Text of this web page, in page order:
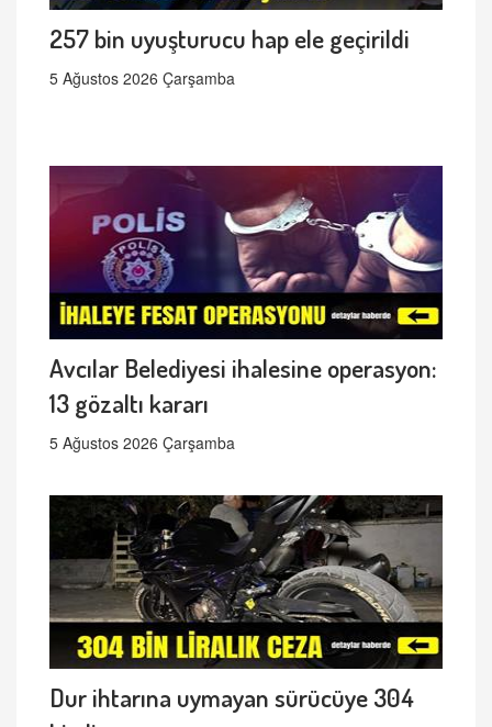
257 bin uyuşturucu hap ele geçirildi
5 Ağustos 2026 Çarşamba
Avcılar Belediyesi ihalesine operasyon:
13 gözaltı kararı
5 Ağustos 2026 Çarşamba
Dur ihtarına uymayan sürücüye 304